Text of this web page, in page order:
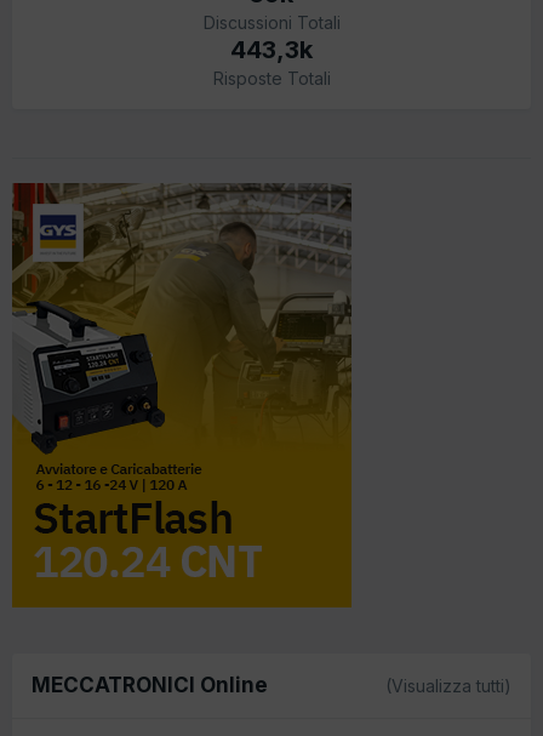
Discussioni Totali
443,3k
Risposte Totali
MECCATRONICI Online (Visualizza tutti)